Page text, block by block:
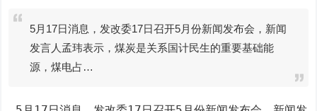
5月17日消息，发改委17日召开5月份新闻发布会，新闻
发言人孟玮表示，煤炭是关系国计民生的重要基础能
源，煤电占…